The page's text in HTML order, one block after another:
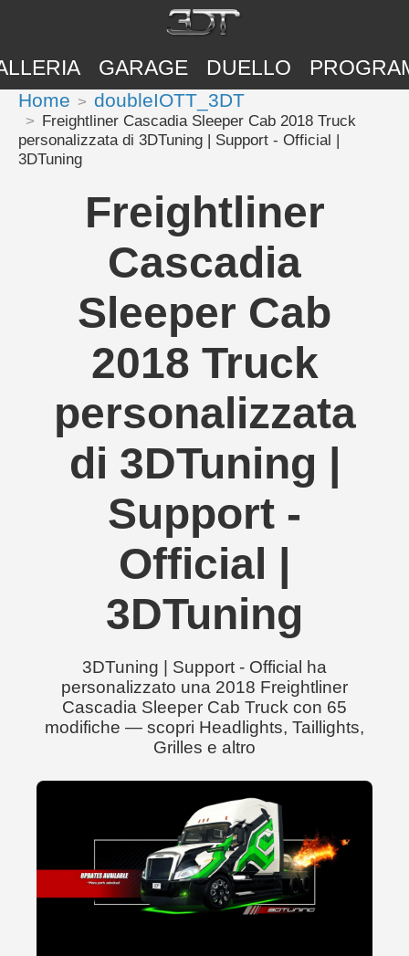
GARAGE DUELLO
Home doubleIOTT_3DT
Freightliner Cascadia Sleeper Cab 2018 Truck
personalizzata di 3DTuning | Support - Official |
3DTuning
Freightliner
Cascadia
Sleeper Cab
2018 Truck
personalizzata
di 3DTuning |
Support -
Official |
3DTuning
3DTuning | Support - Official ha
personalizzato una 2018 Freightliner
Cascadia Sleeper Cab Truck con 65
modifiche — scopri Headlights, Taillights,
Grilles e altro